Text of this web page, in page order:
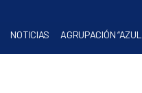
NOTICIAS AGRUPACIÓN